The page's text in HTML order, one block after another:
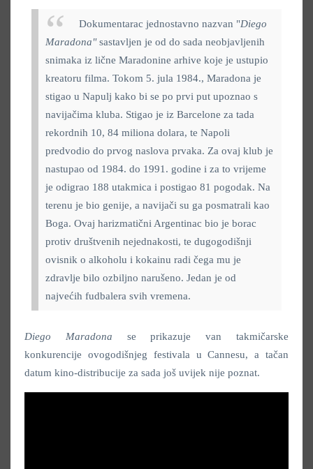
Dokumentarac jednostavno nazvan "Diego
Maradona"sastavljen je od do sada neobjavljenih
snimaka iz lične Maradonine arhive koje je ustupio
kreatoru filma. Tokom 5. jula 1984., Maradona je
stigao u Napulj kako bi se po prvi put upoznao s
navijačima kluba. Stigao je iz Barcelone za tada
rekordnih 10, 84 miliona dolara, te Napoli
predvodio do prvog naslova prvaka. Za ovaj klub je
nastupao od 1984. do 1991. godine i za to vrijeme
je odigrao 188 utakmica i postigao 81 pogodak. Na
terenu je bio genije, a navijači su ga posmatrali kao
Boga. Ovaj harizmatični Argentinac bio je borac
protiv društvenih nejednakosti, te dugogodišnji
ovisnik o alkoholu i kokainu radi čega mu je
zdravlje bilo ozbiljno narušeno. Jedan je od
najvećih fudbalera svih vremena.
Diego Maradona seprikazuje van takmičarske
konkurencije ovogodišnjeg festivala u Cannesu, a tačan
datum kino-distribucije za sada još uvijek nije poznat.